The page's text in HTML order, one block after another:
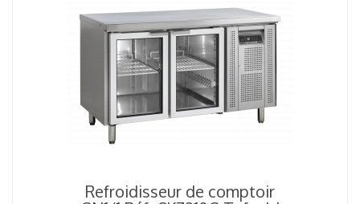
Refroidisseur de comptoir